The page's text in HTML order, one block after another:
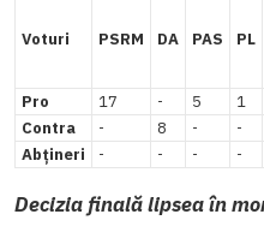
Voturi PSRM DA PAS PL
Pro 17 - 5 1
Contra
- 8 - -
Abțineri
- - - -
Decizia finală lipsea în